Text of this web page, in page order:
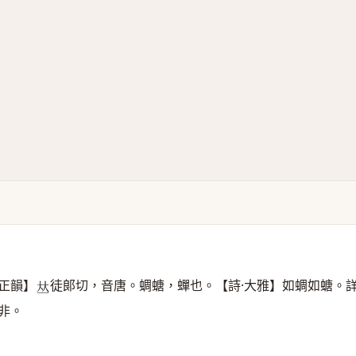
韻】 𠀤徒郞切，音唐。蜩螗，蟬也。【詩·大雅】如蜩如螗。
。